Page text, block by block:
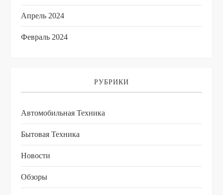
Апрель 2024
Февраль 2024
РУБРИКИ
Автомобильная Техника
Бытовая Техника
Новости
Обзоры